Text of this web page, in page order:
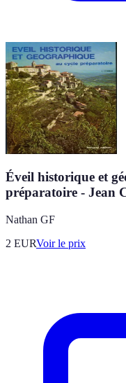
Éveil historique et
préparatoire - Jean
Nathan GF
2 EURVoir le prix